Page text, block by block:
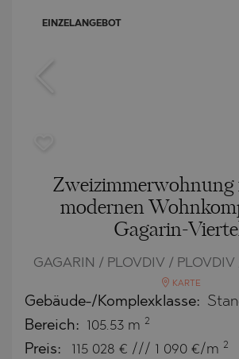
EINZELANGEBOT
Zweizimmerwohnung
modernen
Gagarin-
GAGARIN / PLOVDIV / PLOVDIV
KARTE
Gebäude-/Komplexklasse:
Bereich: 105.53 m 2
Preis: 115 028 € /// 1 090 €/m 2